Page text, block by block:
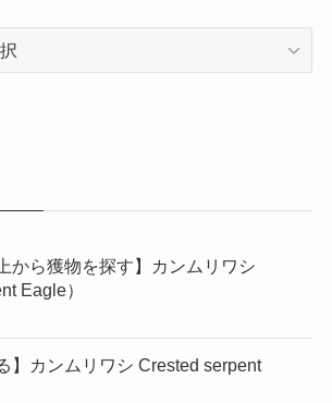
から獲物を探す】カンムリワシ
Eagle）
】カンムリワシ Crested serpent